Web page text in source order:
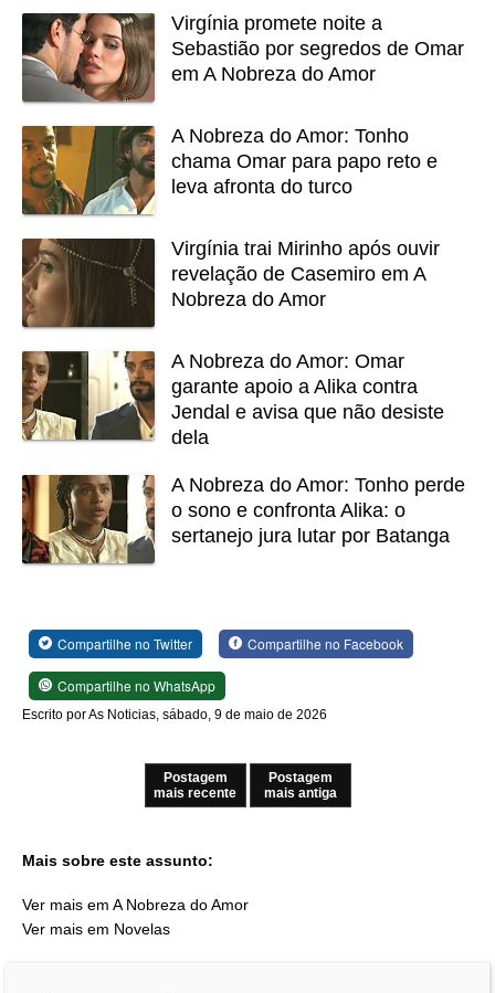
Virgínia promete noite a
Sebastião por segredos de Omar
em A Nobreza do Amor
A Nobreza do Amor: Tonho
chama Omar para papo reto e
leva afronta do turco
Virgínia trai Mirinho após ouvir
revelação de Casemiro em A
Nobreza do Amor
A Nobreza do Amor: Omar
garante apoio a Alika contra
Jendal e avisa que não desiste
dela
A Nobreza do Amor: Tonho perde
o sono e confronta Alika: o
sertanejo jura lutar por Batanga
Compartilhe no Twitter Compartilhe no Facebook
Compartilhe no WhatsApp
Escrito por As Noticias, sábado, 9 de maio de 2026
Postagem
mais recente
Postagem
mais antiga
Mais sobre este assunto:
Ver mais em A Nobreza do Amor
Ver mais em Novelas